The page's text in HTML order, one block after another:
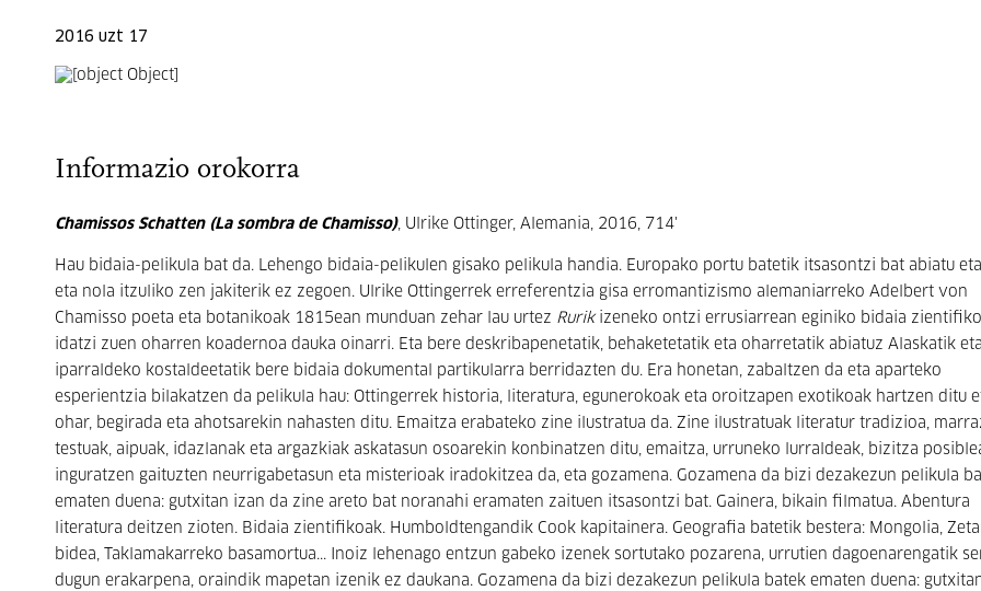
2016 uzt 17
Informazio orokorra
Chamissos Schatten (La sombra de Chamisso), Ulrike Ottinger, Alemania, 2016, 714'
Hau bidaia-pelikula bat da. Lehengo bidaia-pelikulen gisako pelikula handia. Europako portu batetik itsasontzi bat abiatu
eta nola itzuliko zen jakiterik ez zegoen. Ulrike Ottingerrek erreferentzia gisa erromantizismo alemaniarreko Adelbert von
Chamisso poeta eta botanikoak 1815ean munduan zehar lau urtez Rurik izeneko ontzi errusiarrean eginiko bidaia
idatzi zuen oharren koadernoa dauka oinarri. Eta bere deskribapenetatik, behaketetatik eta oharretatik abiatuz Alaskatik eta
iparraldeko kostaldeetatik bere bidaia dokumental partikularra berridazten du. Era honetan, zabaltzen da eta aparteko
esperientzia bilakatzen da pelikula hau: Ottingerrek historia, literatura, egunerokoak eta oroitzapen exotikoak hartzen ditu
ohar, begirada eta ahotsarekin nahasten ditu. Emaitza erabateko zine ilustratua da. Zine ilustratuak literatur tradizioa,
testuak, aipuak, idazlanak eta argazkiak askatasun osoarekin konbinatzen ditu, emaitza, urruneko lurraldeak, bizitza
inguratzen gaituzten neurrigabetasun eta misterioak iradokitzea da, eta gozamena. Gozamena da bizi dezakezun pelikula
ematen duena: gutxitan izan da zine areto bat noranahi eramaten zaituen itsasontzi bat. Gainera, bikain filmatua. Abentura
literatura deitzen zioten. Bidaia zientifikoak. Humboldtengandik Cook kapitainera. Geografia batetik bestera: Mongolia,
bidea, Taklamakarreko basamortua... Inoiz lehenago entzun gabeko izenek sortutako pozarena, urrutien dagoenarengatik
dugun erakarpena, oraindik mapetan izenik ez daukana. Gozamena da bizi dezakezun pelikula batek ematen duena: